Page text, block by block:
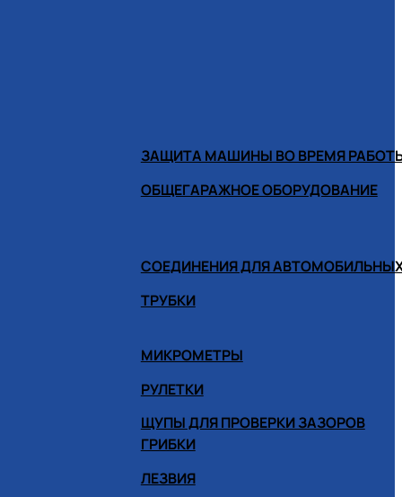
ЗАЩИТА МАШИНЫ ВО ВРЕМЯ
ОБЩЕГАРАЖНОЕ ОБОРУДОВАНИЕ
СОЕДИНЕНИЯ ДЛЯ
ТРУБКИ
МИКРОМЕТРЫ
РУЛЕТКИ
ЩУПЫ ДЛЯ ПРОВЕРКИ ЗАЗОРОВ
ГРИБКИ
ЛЕЗВИЯ